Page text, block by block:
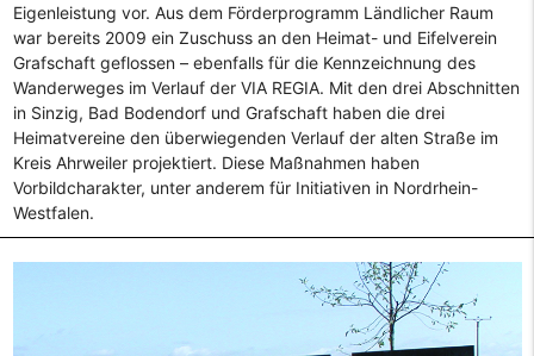
Eigenleistung vor. Aus dem Förderprogramm Ländlicher Raum
war bereits 2009 ein Zuschuss an den Heimat- und Eifelverein
Grafschaft geflossen – ebenfalls für die Kennzeichnung des
Wanderweges im Verlauf der VIA REGIA. Mit den drei Abschnitten
in Sinzig, Bad Bodendorf und Grafschaft haben die drei
Heimatvereine den überwiegenden Verlauf der alten Straße im
Kreis Ahrweiler projektiert. Diese Maßnahmen haben
Vorbildcharakter, unter anderem für Initiativen in Nordrhein-
Westfalen.